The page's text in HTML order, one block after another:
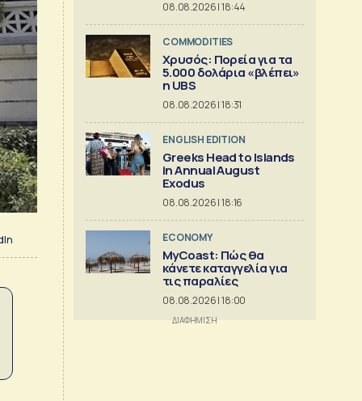
συμπαρασύρει το
κράτος πρόνοιας
08.08.2026 | 18:44
COMMODITIES
Χρυσός: Πορεία για τα
5.000 δολάρια «βλέπει»
η UBS
08.08.2026 | 18:31
ENGLISH EDITION
Greeks Head to Islands
in Annual August
Exodus
08.08.2026 | 18:16
ECONOMY
MyCoast: Πώς θα
κάνετε καταγγελία για
τις παραλίες
08.08.2026 | 18:00